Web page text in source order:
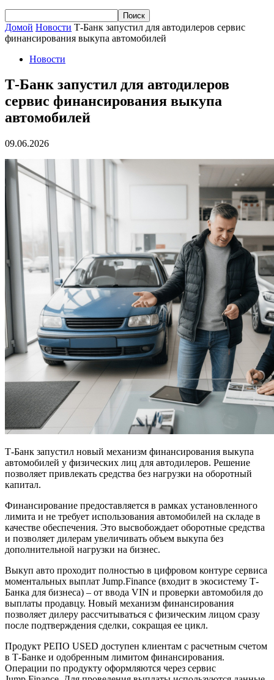
Домой Новости Т-Банк запустил для автодилеров сервис
финансирования выкупа автомобилей
Новости
Т-Банк запустил для автодилеров
сервис финансирования выкупа
автомобилей
09.06.2026
Т-Банк запустил новый механизм финансирования выкупа
автомобилей у физических лиц для автодилеров. Решение
позволяет привлекать средства без нагрузки на оборотный
капитал.
Финансирование предоставляется в рамках установленного
лимита и не требует использования автомобилей на складе в
качестве обеспечения. Это высвобождает оборотные средства
и позволяет дилерам увеличивать объем выкупа без
дополнительной нагрузки на бизнес.
Выкуп авто проходит полностью в цифровом контуре сервиса
моментальных выплат Jump.Finance (входит в экосистему Т-
Банка для бизнеса) – от ввода VIN и проверки автомобиля до
выплаты продавцу. Новый механизм финансирования
позволяет дилеру рассчитываться с физическим лицом сразу
после подтверждения сделки, сокращая ее цикл.
Продукт РЕПО USED доступен клиентам с расчетным счетом
в Т-Банке и одобренным лимитом финансирования.
Операции по продукту оформляются через сервис